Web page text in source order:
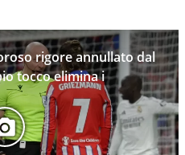
rigore annullato dal
tocco elimina i